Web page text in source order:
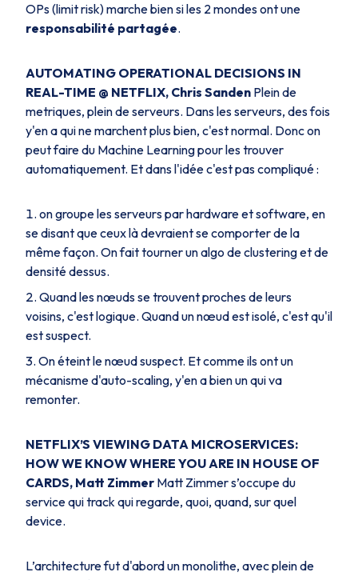
OPs (limit risk) marche bien si les 2 mondes ont une
responsabilité partagée.
AUTOMATING OPERATIONAL DECISIONS IN
REAL-TIME @ NETFLIX, Chris Sanden Plein de
metriques, plein de serveurs. Dans les serveurs, des fois
y'en a qui ne marchent plus bien, c'est normal. Donc on
peut faire du Machine Learning pour les trouver
automatiquement. Et dans l'idée c'est pas compliqué :
on groupe les serveurs par hardware et software, en
se disant que ceux là devraient se comporter de la
même façon. On fait tourner un algo de clustering et de
densité dessus.
Quand les nœuds se trouvent proches de leurs
voisins, c'est logique. Quand un nœud est isolé, c'est qu'il
est suspect.
On éteint le nœud suspect. Et comme ils ont un
mécanisme d'auto-scaling, y'en a bien un qui va
remonter.
NETFLIX’S VIEWING DATA MICROSERVICES:
HOW WE KNOW WHERE YOU ARE IN HOUSE OF
CARDS, Matt Zimmer Matt Zimmer s’occupe du
service qui track qui regarde, quoi, quand, sur quel
device.
L’architecture fut d'abord un monolithe, avec plein de